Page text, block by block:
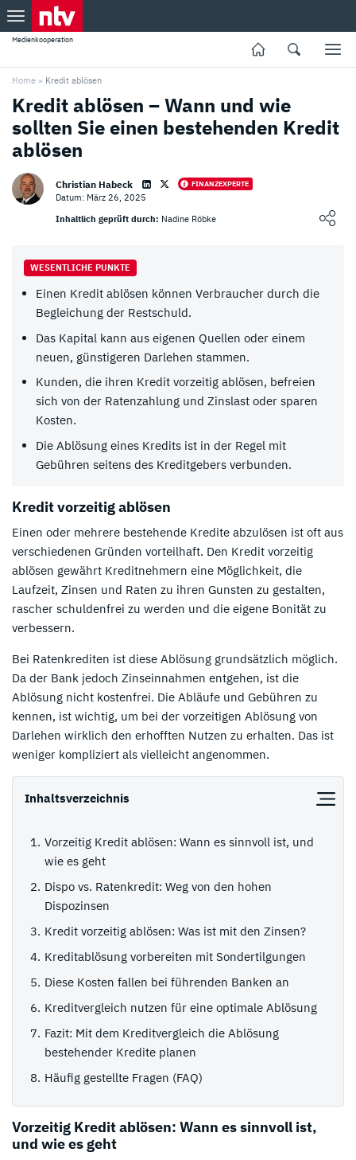
Medienkooperation
Home » Kredit ablösen
Kredit ablösen – Wann und wie
sollten Sie einen bestehenden Kredit
ablösen
Christian Habeck FINANZEXPERTE
Datum: März 26, 2025
Inhaltlich geprüft durch: Nadine Röbke
WESENTLICHE PUNKTE
Einen Kredit ablösen können Verbraucher durch die
Begleichung der Restschuld.
Das Kapital kann aus eigenen Quellen oder einem
neuen, günstigeren Darlehen stammen.
Kunden, die ihren Kredit vorzeitig ablösen, befreien
sich von der Ratenzahlung und Zinslast oder sparen
Kosten.
Die Ablösung eines Kredits ist in der Regel mit
Gebühren seitens des Kreditgebers verbunden.
Kredit vorzeitig ablösen
Einen oder mehrere bestehende Kredite abzulösen ist oft aus
verschiedenen Gründen vorteilhaft. Den Kredit vorzeitig
ablösen gewährt Kreditnehmern eine Möglichkeit, die
Laufzeit, Zinsen und Raten zu ihren Gunsten zu gestalten,
rascher schuldenfrei zu werden und die eigene Bonität zu
verbessern.
Bei Ratenkrediten ist diese Ablösung grundsätzlich möglich.
Da der Bank jedoch Zinseinnahmen entgehen, ist die
Ablösung nicht kostenfrei. Die Abläufe und Gebühren zu
kennen, ist wichtig, um bei der vorzeitigen Ablösung von
Darlehen wirklich den erhofften Nutzen zu erhalten. Das ist
weniger kompliziert als vielleicht angenommen.
Inhaltsverzeichnis
Vorzeitig Kredit ablösen: Wann es sinnvoll ist, und
wie es geht
Dispo vs. Ratenkredit: Weg von den hohen
Dispozinsen
Kredit vorzeitig ablösen: Was ist mit den Zinsen?
Kreditablösung vorbereiten mit Sondertilgungen
Diese Kosten fallen bei führenden Banken an
Kreditvergleich nutzen für eine optimale Ablösung
Fazit: Mit dem Kreditvergleich die Ablösung
bestehender Kredite planen
Häufig gestellte Fragen (FAQ)
Vorzeitig Kredit ablösen: Wann es sinnvoll ist,
und wie es geht